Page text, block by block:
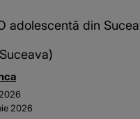
adolescentă din
2026